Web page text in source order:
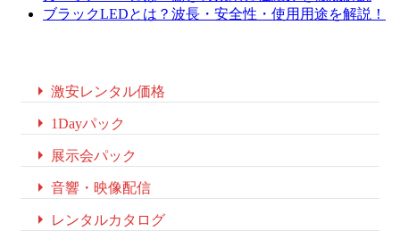
ブラックLEDとは？波長・安全性・使用用途を解説！
 激安レンタル価格
 1Dayパック
 展示会パック
 音響・映像配信
 レンタルカタログ